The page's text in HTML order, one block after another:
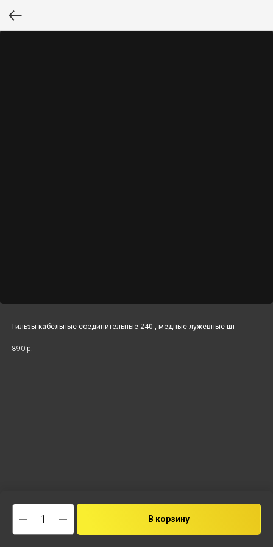
Гильзы кабельные соединительные 240 , медные лужевные шт
890 р.
В корзину